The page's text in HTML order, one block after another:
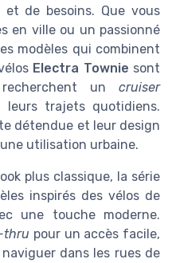
de besoins. Que vous
en ville ou un passionné
modèles qui combinent
Electra Townie sont
un cruiser
leurs trajets quotidiens.
détendue et leur design
utilisation urbaine.
plus classique, la série
inspirés des vélos de
une touche moderne.
thru pour un accès facile,
dans les rues de